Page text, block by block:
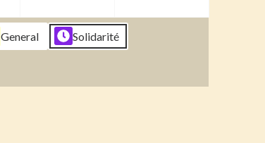
2026
2026
2026
General
Solidarité